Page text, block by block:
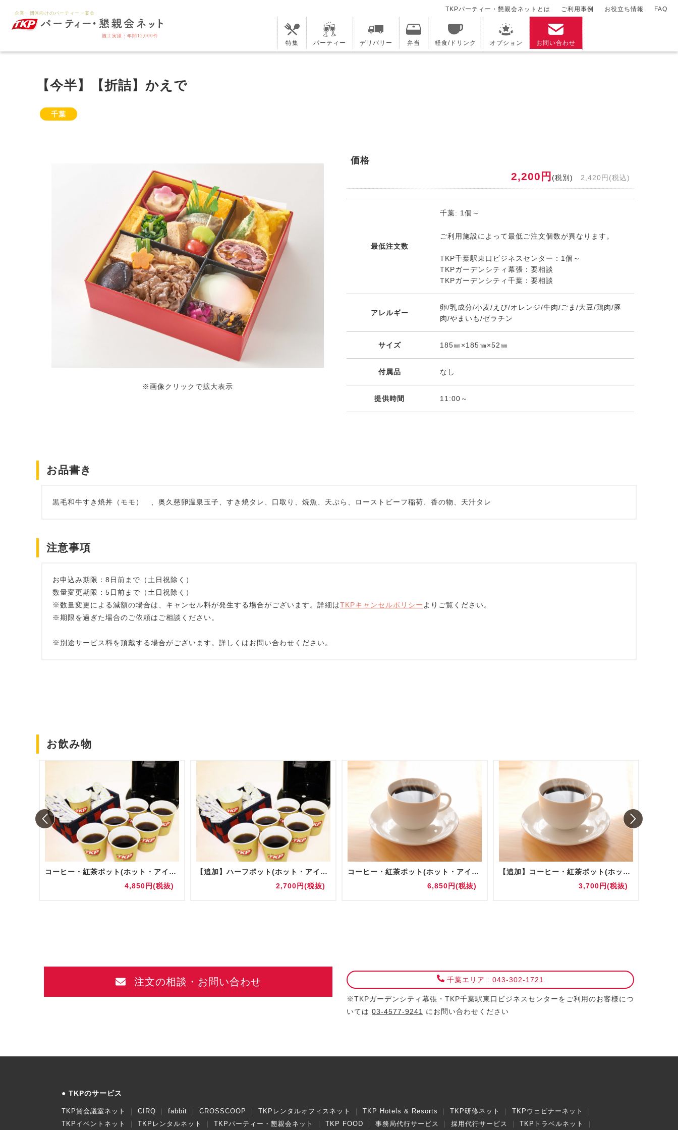
特集 パーティー デリバリー 弁当 軽食/ドリンク オプション お問い合わせ
TKPパーティー・懇親会ネットとは ご利用事例 お役立ち情報 FAQ
【今半】【折詰】かえで
千葉
※画像クリックで拡大表示
価格
2,200円 (税別) 2,420円(税込)
最低注文数
千葉: 1個～
ご利用施設によって最低ご注文個数が異なります。
TKP千葉駅東口ビジネスセンター：1個～
TKPガーデンシティ幕張：要相談
TKPガーデンシティ千葉：要相談
アレルギー
卵/乳成分/小麦/えび/オレンジ/牛肉/ごま/大豆/鶏肉/豚
肉/やまいも/ゼラチン
サイズ 185㎜×185㎜×52㎜
付属品 なし
提供時間 11:00～
お品書き
黒毛和牛すき焼丼（モモ） 、奥久慈卵温泉玉子、すき焼タレ、口取り、焼魚、天ぷら、ローストビーフ稲荷、香の物、天汁タレ
注意事項
お申込み期限：8日前まで（土日祝除く）
数量変更期限：5日前まで（土日祝除く）
※数量変更による減額の場合は、キャンセル料が発生する場合がございます。詳細はTKPキャンセルポリシー よりご覧ください。
※期限を過ぎた場合のご依頼はご相談ください。
※別途サービス料を頂戴する場合がございます。詳しくはお問い合わせください。
お飲み物
コーヒー・紅茶ポット(ホット・アイス)
4,850円(税抜)
【追加】ハーフポット(ホット・アイス)
2,700円(税抜)
コーヒー・紅茶ポット(ホット・アイス) 陶器/グラス提供
6,850円(税抜)
【追加】コーヒー・紅茶ポット(ホット・アイス) 陶器/グラス提供
3,700円(税抜)
注文の相談・お問い合わせ 千葉エリア : 043-302-1721
※TKPガーデンシティ幕張・TKP千葉駅東口ビジネスセンターをご利用のお客様につ
いては 03-4577-9241 にお問い合わせください
TKPのサービス
TKP貸会議室ネット CIRQ fabbit CROSSCOOP TKPレンタルオフィスネット TKP Hotels & Resorts TKP研修ネット
TKPウェビナーネット
TKPイベントネット
TKPレンタルネット TKPパーティー・懇親会ネット TKP FOOD 事務局代行サービス 採用代行サービス TKPトラベルネット